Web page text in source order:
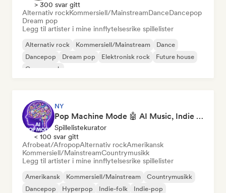
> 300 svar gitt
Alternativ rockKommersiell/MainstreamDanceDancepop
Dream pop
Legg til artister i mine innflytelsesrike spillelister
Alternativ rock Kommersiell/Mainstream
Dance
Dancepop
Dream pop Elektronisk rock
Future house
Garagerock
NY
Pop Machine Mode 🤖 AI Music, Indie Pop & Dream Pop
Spillelistekurator
< 100 svar gitt
Afrobeat/AfropopAlternativ rockAmerikansk
Kommersiell/MainstreamCountrymusikk
Legg til artister i mine innflytelsesrike spillelister
Amerikansk Kommersiell/Mainstream
Countrymusikk
Dancepop
Hyperpop Indie-folk Indie-pop